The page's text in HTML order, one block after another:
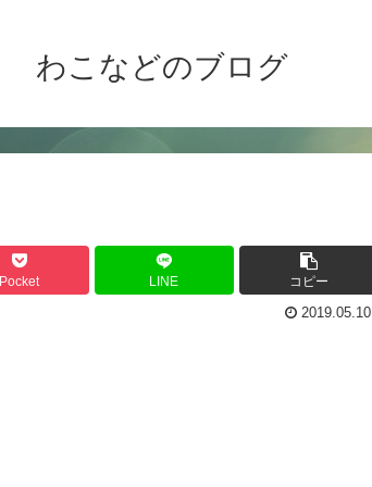
わこなどのブログ
Pocket LINE コピー
2019.05.10